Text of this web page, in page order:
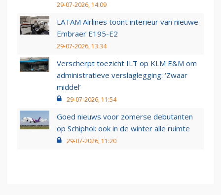
29-07-2026, 14:09
LATAM Airlines toont interieur van nieuwe
Embraer E195-E2
29-07-2026, 13:34
Verscherpt toezicht ILT op KLM E&M om
administratieve verslaglegging: ‘Zwaar
middel’
29-07-2026, 11:54
Goed nieuws voor zomerse debutanten
op Schiphol: ook in de winter alle ruimte
29-07-2026, 11:20